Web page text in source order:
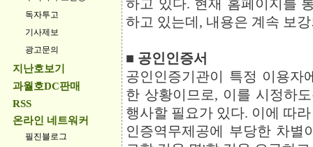
독자투고
기사제보
광고문의
지난호보기
과월호DC판매
RSS
온라인 네트워커
필진블로그
하고 있다. 현재 홈페이지를
하고 있는데, 내용은 계속 보
■ 공인인증서
공인인증기관이 특정 이용
한 상황이므로, 이를 시정하
행사할 필요가 있다. 이에 따
인증역무제공에 부당한 차